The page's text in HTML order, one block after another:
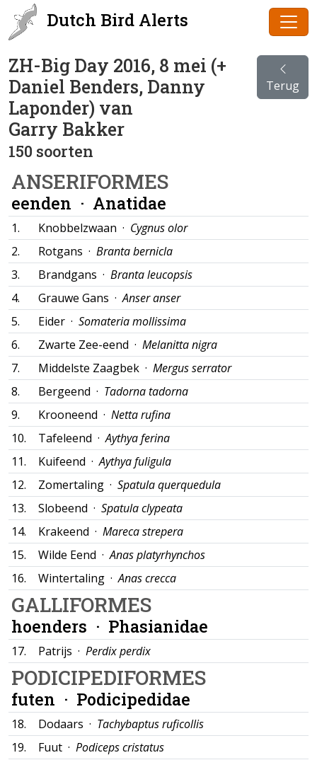
Dutch Bird Alerts
ZH-Big Day 2016, 8 mei (+
Daniel Benders, Danny
Laponder) van
Garry Bakker
150 soorten
Terug
ANSERIFORMES
eenden · Anatidae
1. Knobbelzwaan · Cygnus olor
2.
Rotgans · Branta bernicla
3.
Brandgans · Branta leucopsis
4.
Grauwe Gans ·Anser anser
5.
Eider · Somateria mollissima
6.
Zwarte Zee-eend · Melanitta nigra
7.
Middelste Zaagbek · Mergus serrator
8.
Bergeend · Tadorna tadorna
9.
Krooneend · Netta rufina
10.
Tafeleend ·Aythya ferina
11.
Kuifeend ·Aythya fuligula
12.
Zomertaling · Spatula querquedula
13.
Slobeend · Spatula clypeata
14.
Krakeend · Mareca strepera
15.
Wilde Eend ·Anas platyrhynchos
16.
Wintertaling ·Anas crecca
GALLIFORMES
hoenders · Phasianidae
17. Patrijs · Perdix perdix
PODICIPEDIFORMES
futen · Podicipedidae
18. Dodaars · Tachybaptus ruficollis
19.
Fuut · Podiceps cristatus